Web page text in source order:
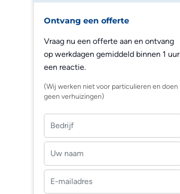
Ontvang een offerte
Vraag nu een offerte aan en ontvang
op werkdagen gemiddeld binnen 1 uur
een reactie.
(Wij werken niet voor particulieren en doen
geen verhuizingen)